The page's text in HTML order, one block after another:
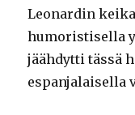
Leonardin
humoristisella
jäähdytti tässä
espanjalaisella